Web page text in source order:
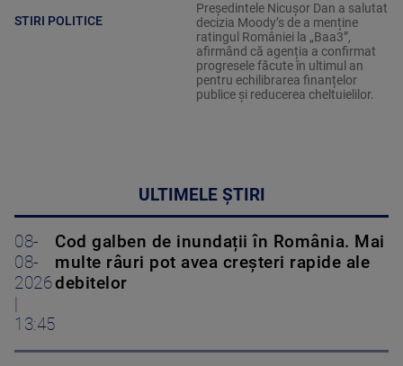
STIRI POLITICE
Președintele Nicușor Dan a salutat
decizia Moody’s de a menține
ratingul României la „Baa3”,
afirmând că agenția a confirmat
progresele făcute în ultimul an
pentru echilibrarea finanțelor
publice și reducerea cheltuielilor.
ULTIMELE ȘTIRI
08-
08-
2026
13:45
Cod galben de inundații în România. Mai
multe râuri pot avea creșteri rapide ale
debitelor